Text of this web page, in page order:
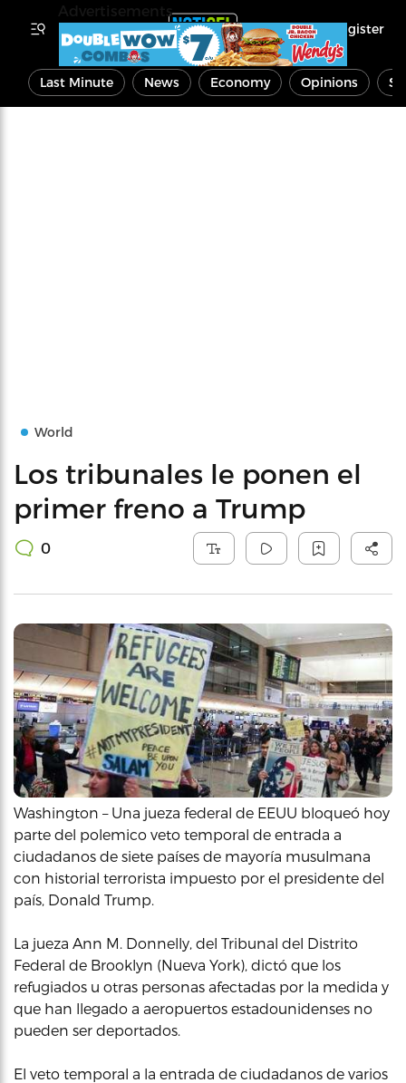
Register
Last Minute News Economy Opinions
World
Los tribunales le ponen el
primer freno a Trump
0
Washington – Una jueza federal de EEUU bloqueó hoy
parte del polemico veto temporal de entrada a
ciudadanos de siete países de mayoría musulmana
con historial terrorista impuesto por el presidente del
país, Donald Trump.
La jueza Ann M. Donnelly, del Tribunal del Distrito
Federal de Brooklyn (Nueva York), dictó que los
refugiados u otras personas afectadas por la medida y
que han llegado a aeropuertos estadounidenses no
pueden ser deportados.
El veto temporal a la entrada de ciudadanos de varios
Advertisements